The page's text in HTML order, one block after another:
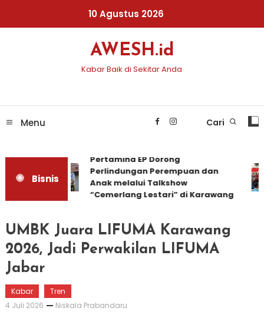
10 Agustus 2026
AWESH.id
Kabar Baik di Sekitar Anda
Menu Cari
Bisnis
Pertamina EP Dorong
Perlindungan Perempuan dan
Anak melalui Talkshow
“Cemerlang Lestari” di Karawang
UMBK Juara LIFUMA Karawang
2026, Jadi Perwakilan LIFUMA
Jabar
Kabar
Tren
4 Juli 2026
Niskala Prabandaru